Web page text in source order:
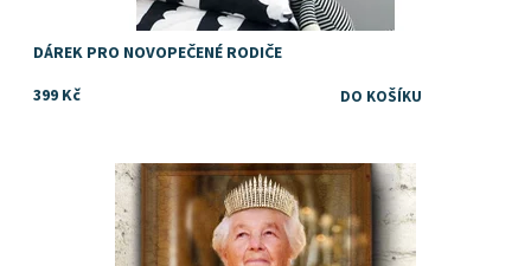
DÁREK PRO NOVOPEČENÉ RODIČE
399 Kč
Dostupnost: Skladem